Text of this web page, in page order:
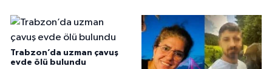
Trabzon’da uzman çavuş
evde ölü bulundu